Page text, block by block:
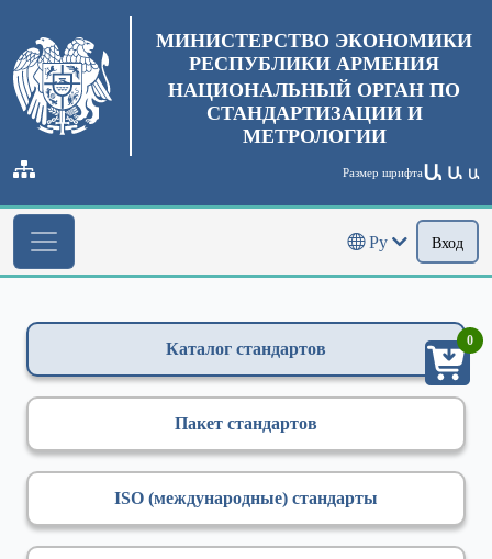
МИНИСТЕРСТВО ЭКОНОМИКИ
РЕСПУБЛИКИ АРМЕНИЯ
НАЦИОНАЛЬНЫЙ ОРГАН ПО
СТАНДАРТИЗАЦИИ И
МЕТРОЛОГИИ
Размер шрифтаԱ Ա Ա
Ру Вход
Каталог стандартов
Пакет стандартов
ISO (международные) стандарты
0